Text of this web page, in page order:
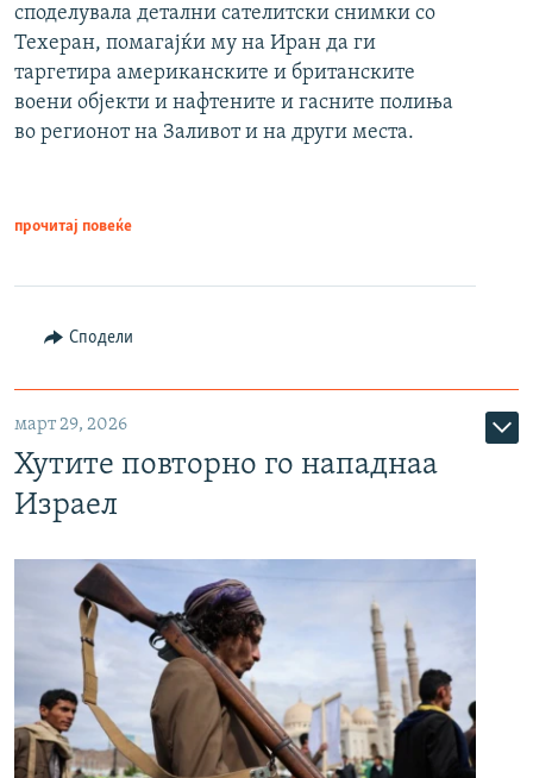
споделувала детални сателитски снимки со
Техеран, помагајќи му на Иран да ги
таргетира американските и британските
воени објекти и нафтените и гасните полиња
во регионот на Заливот и на други места.
прочитај повеќе
Сподели
март 29, 2026
Хутите повторно го нападнаа
Израел